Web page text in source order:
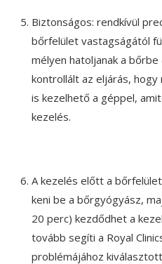
Biztonságos: rendkívül
bőrfelület vastagságától
mélyen hatoljanak a
kontrollált az eljárás,
is kezelhető a géppel,
kezelés.
A kezelés előtt a
keni be a bőrgyógyász,
20 perc) kezdődhet a
tovább segíti a Royal
problémájához